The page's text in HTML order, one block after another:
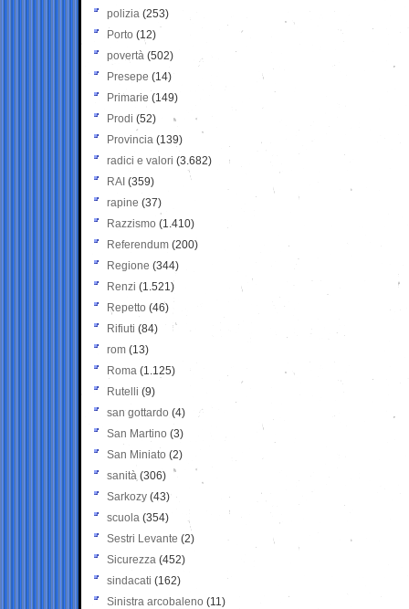
polizia (253)
Porto (12)
povertà (502)
Presepe (14)
Primarie (149)
Prodi (52)
Provincia (139)
radici e valori (3.682)
RAI (359)
rapine (37)
Razzismo (1.410)
Referendum (200)
Regione (344)
Renzi (1.521)
Repetto (46)
Rifiuti (84)
rom (13)
Roma (1.125)
Rutelli (9)
san gottardo (4)
San Martino (3)
San Miniato (2)
sanità (306)
Sarkozy (43)
scuola (354)
Sestri Levante (2)
Sicurezza (452)
sindacati (162)
Sinistra arcobaleno (11)